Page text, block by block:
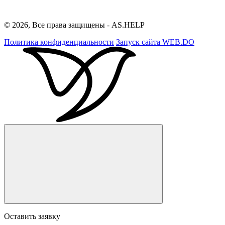
© 2026, Все права защищены - AS.HELP
Политика конфиденциальности Запуск сайта WEB.DO
Оставить заявку